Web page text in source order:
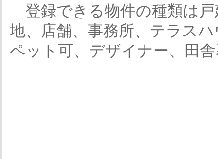
登録できる物件の種類は
地、店舗、事務所、テラス
ペット可、デザイナー、田